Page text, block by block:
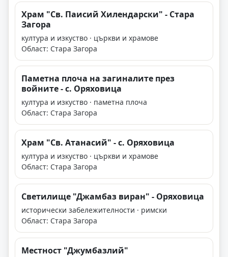
Храм "Св. Паисий Хилендарски" - Стара
Загора
култура и изкуство · църкви и храмове
Област: Стара Загора
Паметна плоча на загиналите през
войните - с. Оряховица
култура и изкуство · паметна плоча
Област: Стара Загора
Храм "Св. Атанасий" - с. Оряховица
култура и изкуство · църкви и храмове
Област: Стара Загора
Светилище "Джамбаз виран" - Оряховица
исторически забележителности · римски
Област: Стара Загора
Местност "Джумбазлий"